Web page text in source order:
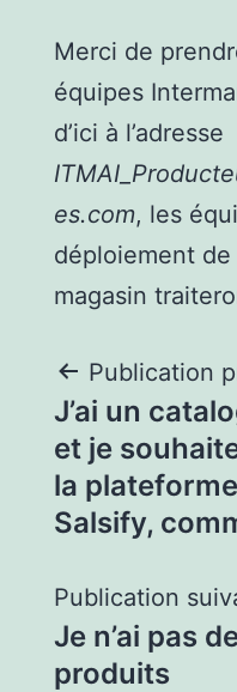
Merci de
équipes
d’ici à l’adresse
es.com, les
déploiement de
magasin
Publication
J’ai un
et je
la
Salsify,
Publication
Je n’ai pas
produits